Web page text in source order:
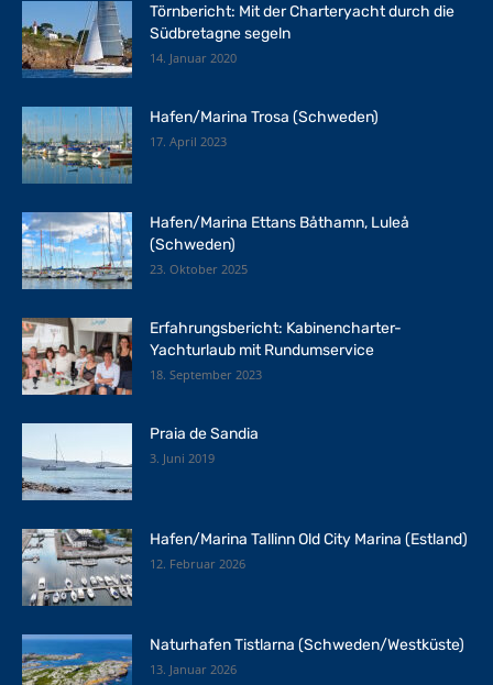
Törnbericht: Mit der Charteryacht durch die
Südbretagne segeln
14. Januar 2020
Hafen/Marina Trosa (Schweden)
17. April 2023
Hafen/Marina Ettans Båthamn, Luleå
(Schweden)
23. Oktober 2025
Erfahrungsbericht: Kabinencharter-
Yachturlaub mit Rundumservice
18. September 2023
Praia de Sandia
3. Juni 2019
Hafen/Marina Tallinn Old City Marina (Estland)
12. Februar 2026
Naturhafen Tistlarna (Schweden/Westküste)
13. Januar 2026